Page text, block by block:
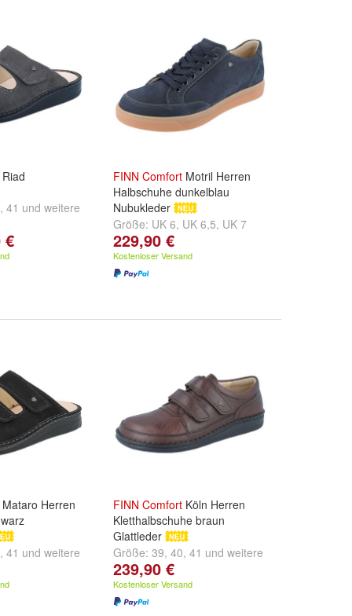
Riad
, 41 und weitere
€
FINN Comfort Motril Herren
Halbschuhe dunkelblau
Nubukleder
Größe: UK 6, UK 6,5, UK 7
undweitere ...
229,90 €
Kostenloser Versand
Mataro Herren
, 41 und weitere
FINN Comfort Köln Herren
Kletthalbschuhe braun
Glattleder
Größe: 39, 40, 41 und weitere
...
239,90 €
Kostenloser Versand